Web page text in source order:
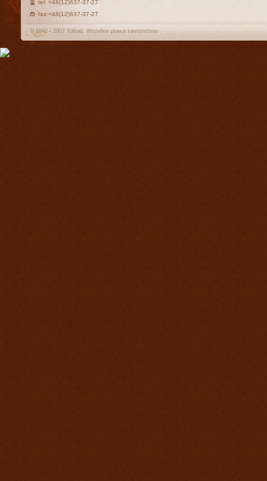
tel: +48(12)637-37-27
fax:+48(12)637-37-27
© 1992 - 2007 Tolbad. Wszelkie prawa zastrzeżone